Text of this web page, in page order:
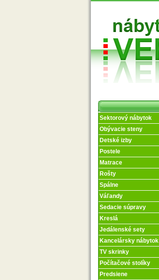
Sektorový nábytok
Obývacie steny
Detské izby
Postele
Matrace
Rošty
Spálne
Váľandy
Sedacie súpravy
Kreslá
Jedálenské sety
Kancelársky nábytok
TV skrinky
Počítačové stolíky
Predsiene